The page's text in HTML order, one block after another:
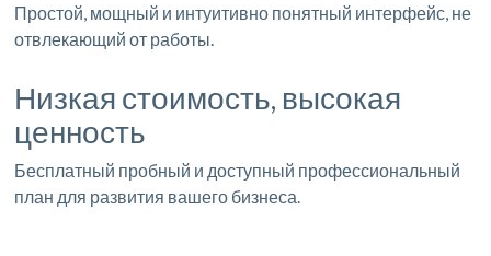
Простой, мощный и интуитивно понятный интерфейс, не
отвлекающий от работы.
Низкая стоимость, высокая
ценность
Бесплатный пробный и доступный профессиональный
план для развития вашего бизнеса.